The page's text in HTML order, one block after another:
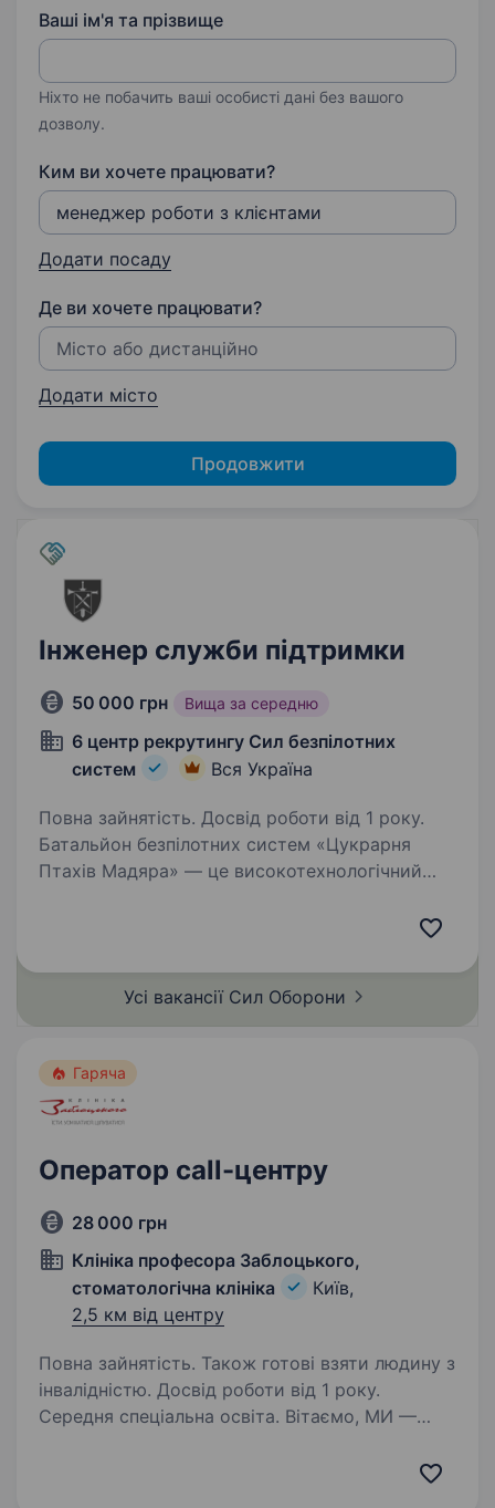
Ваші ім'я та прізвище
Ніхто не побачить ваші особисті дані без вашого
дозволу.
Ким ви хочете працювати?
Додати посаду
Де ви хочете працювати?
Додати місто
Продовжити
Інженер служби підтримки
50 000 грн Вища за середню
6 центр рекрутингу Сил безпілотних
систем
Вся Україна
Повна зайнятість. Досвід роботи від 1 року.
Батальйон безпілотних систем «Цукрарня
Птахів Мадяра» — це високотехнологічний
СБС ефективними…
Усі вакансії Сил Оборони
Гаряча
Оператор call-центру
28 000 грн
Клініка професора Заблоцького,
стоматологічна клініка
Київ,
2,5 км від центру
Повна зайнятість. Також готові взяти людину з
інвалідністю. Досвід роботи від 1 року.
Середня спеціальна освіта. Вітаємо, МИ —